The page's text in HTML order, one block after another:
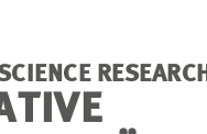
IM FOKUS
RESEARCH